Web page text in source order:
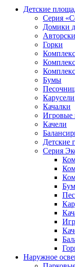
Детские
Серия
Домики
Горки
Бумы
Карусели
Качалки
Игровые
Качели
Детские
Серия
Наружное